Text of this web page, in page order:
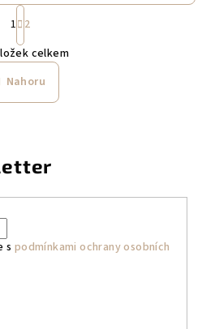
O
v
l
á
í
k
S
t
r
á
n
k
o
í
1 2
celkem
Nahoru
s podmínkami ochrany osobních